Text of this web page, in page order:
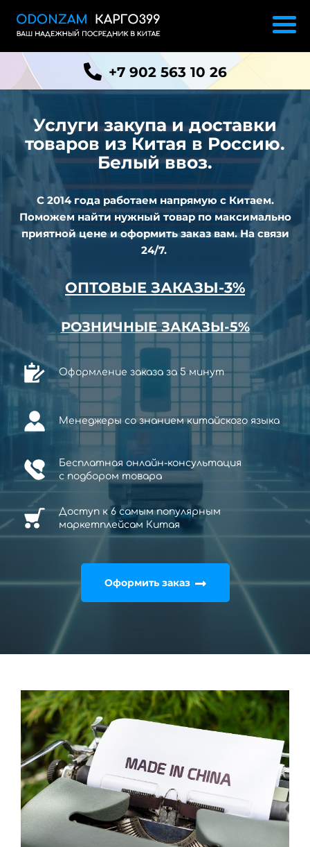
+7 902 563 10 26
Услуги закупа и доставки
товаров из Китая в Россию.
Белый ввоз.
С 2014 года работаем напрямую с Китаем.
Поможем найти нужный товар по максимально
приятной цене и оформить заказ вам. На связи
24/7.
ОПТОВЫЕ ЗАКАЗЫ-3%
РОЗНИЧНЫЕ ЗАКАЗЫ-5%
Оформление заказа за 5 минут
Менеджеры со знанием китайского языка
Бесплатная онлайн-консультация
с подбором товара
Доступ к 6 самым популярным
маркетплейсам Китая
Оформить заказ